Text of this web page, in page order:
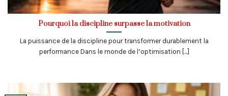
Pourquoi la discipline surpasse la motivation
La puissance de la discipline pour transformer durablement la
performance Dans le monde de l’optimisation [...]